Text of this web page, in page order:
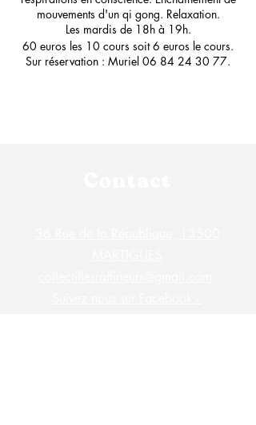
mouvements d'un qi gong. Relaxation.
Les mardis de 18h à 19h.
60 euros les 10 cours soit 6 euros le cours.
Sur réservation : Muriel 06 84 24 30 77.